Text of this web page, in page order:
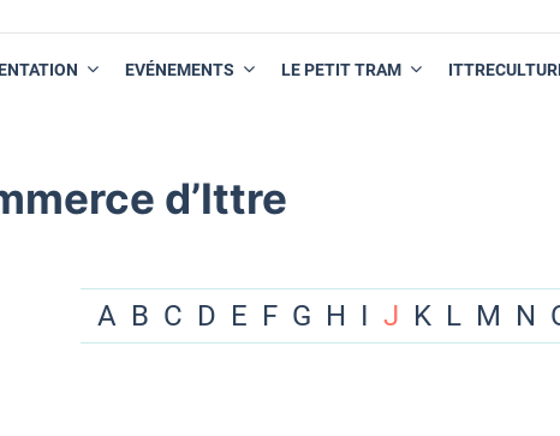
EVÉNEMENTS LE PETIT TRAM
d’Ittre
A B C D E F G H I J K L M N